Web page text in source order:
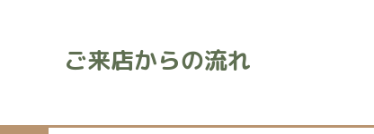
ご来店からの流れ